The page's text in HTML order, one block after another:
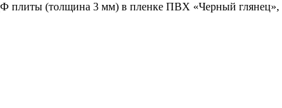
плиты (толщина 3 мм) в пленке ПВХ «Черный глянец»,